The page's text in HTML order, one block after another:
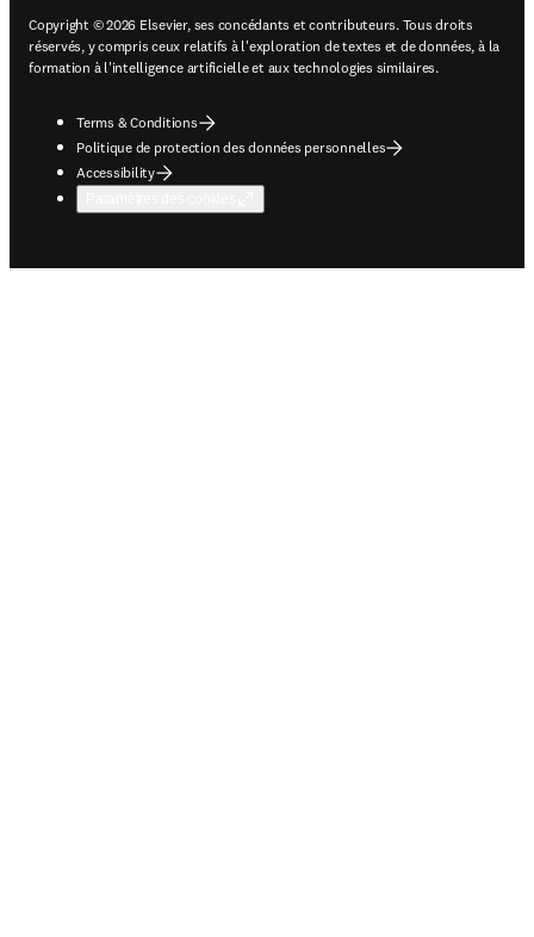
Copyright © 2026 Elsevier, ses concédants et contributeurs. Tous droits
réservés, y compris ceux relatifs à l'exploration de textes et de données, à la
formation à l'intelligence artificielle et aux technologies similaires.
Terms & Conditions
Politique de protection des données personnelles
Accessibility